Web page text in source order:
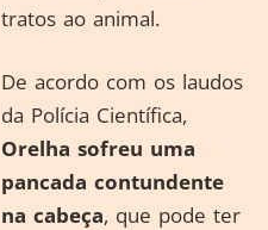
tratos ao animal.
De acordo com os laudos
da Polícia Científica,
Orelha sofreu uma
pancada contundente
na cabeça, que pode ter